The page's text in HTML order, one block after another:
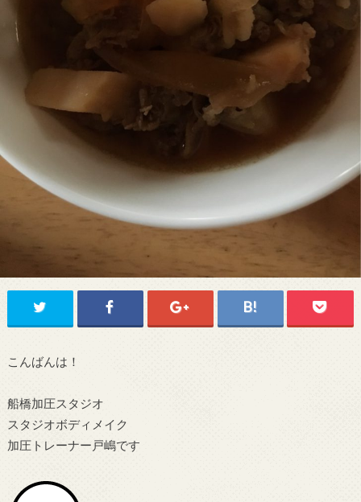
こんばんは！
船橋加圧スタジオ
スタジオボディメイク
加圧トレーナー戸嶋です